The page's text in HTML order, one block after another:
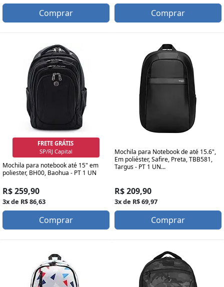
Comprar Comprar
FRETE GRÁTIS
SP/RJ Capital
Mochila para notebook até 15" em
poliester, BH00, Baohua - PT 1 UN
R$ 259,90
3x de R$ 86,63
Comprar
Mochila para Notebook de até 15.6",
Em poliéster, Safire, Preta, TBB581,
Targus - PT 1 UN...
R$ 209,90
3x de R$ 69,97
Comprar